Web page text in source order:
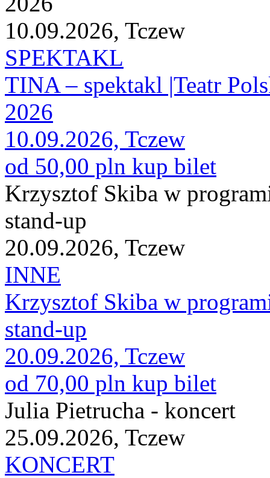
10.09.2026, Tczew
SPEKTAKL
TINA – spektakl |Teatr
2026
10.09.2026, Tczew
od 50,00 pln kup bilet
Krzysztof Skiba w
stand-up
20.09.2026, Tczew
INNE
Krzysztof Skiba w
stand-up
20.09.2026, Tczew
od 70,00 pln kup bilet
Julia Pietrucha - koncert
25.09.2026, Tczew
KONCERT